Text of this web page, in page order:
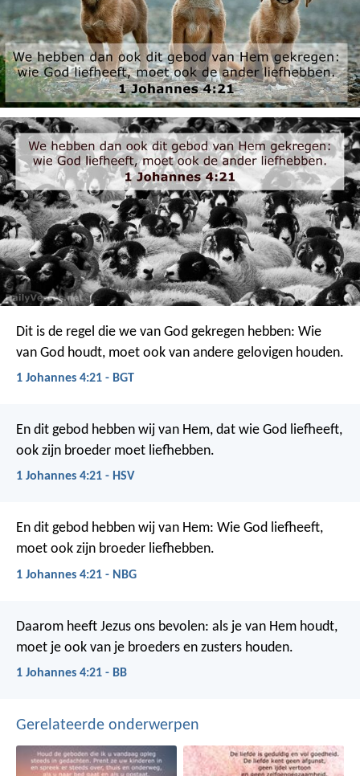
Dit is de regel die we van God gekregen hebben: Wie
van God houdt, moet ook van andere gelovigen houden.
1 Johannes 4:21 - BGT
En dit gebod hebben wij van Hem, dat wie God liefheeft,
ook zijn broeder moet liefhebben.
1 Johannes 4:21 - HSV
En dit gebod hebben wij van Hem: Wie God liefheeft,
moet ook zijn broeder liefhebben.
1 Johannes 4:21 - NBG
Daarom heeft Jezus ons bevolen: als je van Hem houdt,
moet je ook van je broeders en zusters houden.
1 Johannes 4:21 - BB
Gerelateerde onderwerpen